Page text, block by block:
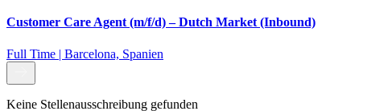
Customer Care Agent (m/f/d) – Dutch Market (Inbound)
Full Time | Barcelona, Spanien
Keine Stellenausschreibung gefunden